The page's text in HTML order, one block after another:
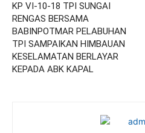
KP VI-10-18 TPI SUNGAI
RENGAS BERSAMA
BABINPOTMAR PELABUHAN
TPI SAMPAIKAN HIMBAUAN
KESELAMATAN BERLAYAR
KEPADA ABK KAPAL